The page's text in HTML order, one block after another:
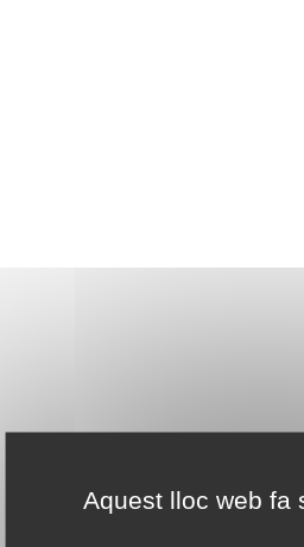
Aquest lloc web fa